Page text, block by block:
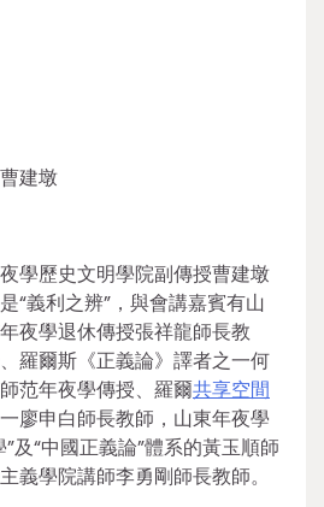
建墩
學歷史文明學院副傳授曹建墩
“義利之辨”，與會講嘉賓有山
夜學退休傳授張祥龍師長教
羅爾斯《正義論》譯者之一何
范年夜學傳授、羅爾共享空間
廖申白師長教師，山東年夜學
及“中國正義論”體系的黃玉順師
義學院講師李勇剛師長教師。